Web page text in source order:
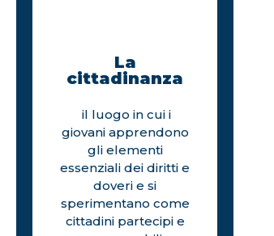
La
cittadinanza
il luogo in cui i
giovani apprendono
gli elementi
essenziali dei diritti e
doveri e si
sperimentano come
cittadini partecipi e